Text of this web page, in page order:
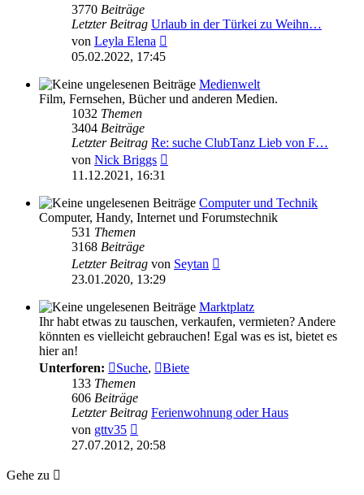
3770 Beiträge
Letzter Beitrag Urlaub in der Türkei zu Weihn…
von Leyla Elena
05.02.2022, 17:45
Medienwelt
Film, Fernsehen, Bücher und anderen Medien.
1032 Themen
3404 Beiträge
Letzter Beitrag Re: suche ClubTanz Lieb von F…
von Nick Briggs
11.12.2021, 16:31
Computer und Technik
Computer, Handy, Internet und Forumstechnik
531 Themen
3168 Beiträge
Letzter Beitrag von Seytan
23.01.2020, 13:29
Marktplatz
Ihr habt etwas zu tauschen, verkaufen, vermieten? Andere
könnten es vielleicht gebrauchen! Egal was es ist, bietet es
hier an!
Unterforen:
Suche,
Biete
133 Themen
606 Beiträge
Letzter Beitrag Ferienwohnung oder Haus
von gttv35
Beitrag
27.07.2012, 20:58
Gehe zu